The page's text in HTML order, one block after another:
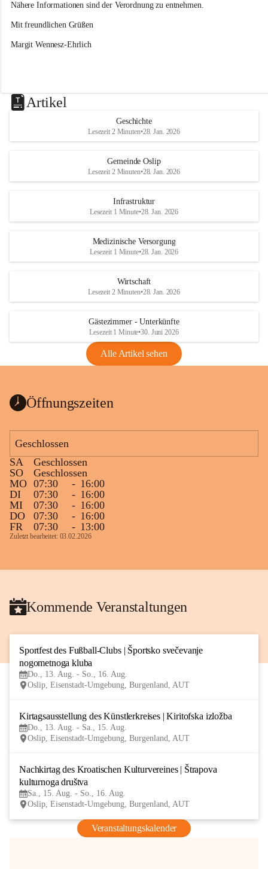
Nähere Informationen sind der Verordnung zu entnehmen.
Mit freundlichen Grüßen
Margit Wennesz-Ehrlich
Artikel
Geschichte
Lesezeit 2 Minuten•28. Jan. 2026
Gemeinde Oslip
Lesezeit 2 Minuten•28. Jan. 2026
Infrastruktur
Lesezeit 1 Minute•28. Jan. 2026
Medizinische Versorgung
Lesezeit 1 Minute•28. Jan. 2026
Wirtschaft
Lesezeit 2 Minuten•28. Jan. 2026
Gästezimmer - Unterkünfte
Lesezeit 1 Minute•30. Juni 2026
Alle Artikel sehen
Öffnungszeiten
Geschlossen
SA
Geschlossen
SO
Geschlossen
MO 07:30 - 16:00
DI
07:30 - 16:00
MI
07:30 - 16:00
DO
07:30 - 16:00
FR
07:30 - 13:00
Zuletzt bearbeitet: 03.02.2026
Kommende Veranstaltungen
Sportfest des Fußball-Clubs | Športsko svečevanje
nogometnoga kluba
Do., 13. Aug. - So., 16. Aug.
Oslip, Eisenstadt-Umgebung, Burgenland, AUT
Kirtagsausstellung des Künstlerkreises | Kiritofska izložba
Do., 13. Aug. - Sa., 15. Aug.
Oslip, Eisenstadt-Umgebung, Burgenland, AUT
Nachkirtag des Kroatischen Kulturvereines | Štrapova
kulturnoga društva
Sa., 15. Aug. - So., 16. Aug.
Oslip, Eisenstadt-Umgebung, Burgenland, AUT
Veranstaltungskalender